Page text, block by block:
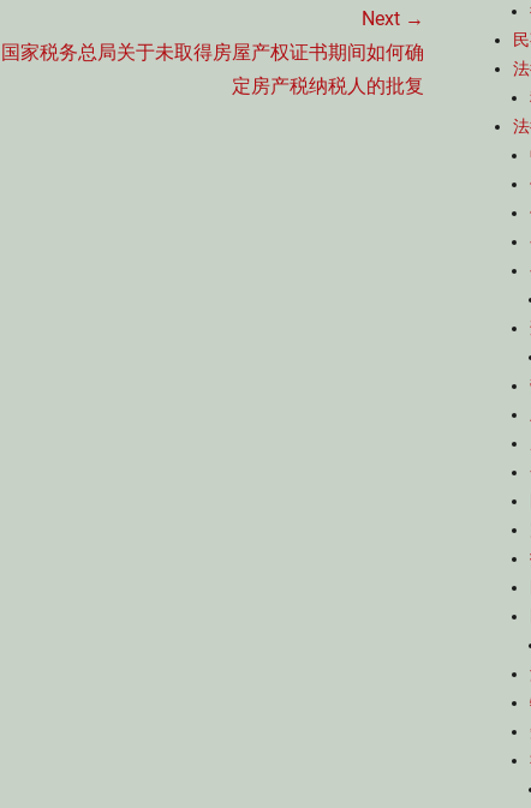
Next →
Next
国家税务总局关于未取得房屋产权证书期间如何确
定房产税纳税人的批复